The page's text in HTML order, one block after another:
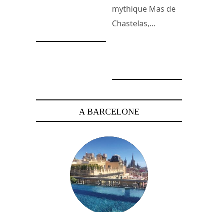
mythique Mas de
Chastelas,...
A BARCELONE